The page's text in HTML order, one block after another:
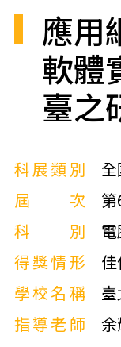
應用
軟體
臺之
科展類別
屆次
科別
得獎情形
佳
學校名稱
指導老師
余